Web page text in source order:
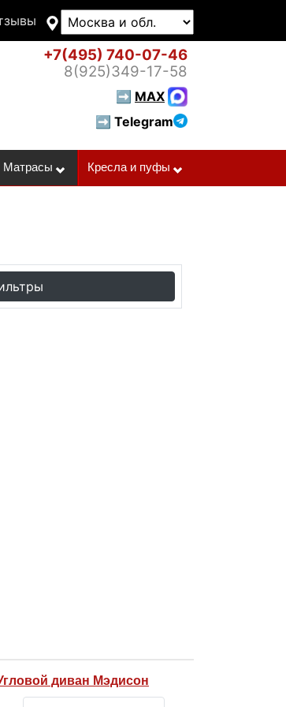
+7(495) 740-07-46
8(925)349-17-58
➡ MAX
➡ Telegram
Матрасы Кресла и пуфы
диван Мэдисон